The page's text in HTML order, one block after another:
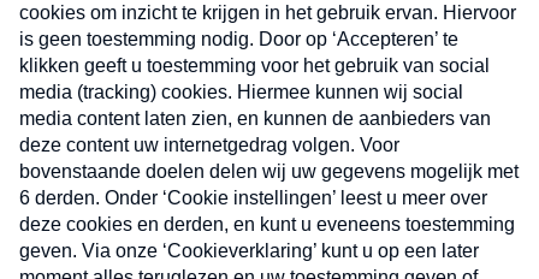
Nieuwsbrief
Neem hier een gratis abonnement op onze